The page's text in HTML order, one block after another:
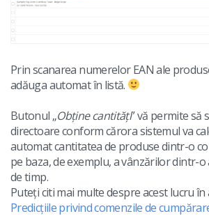
Prin scanarea numerelor EAN ale
adăuga automat în listă.
Butonul „Obține cantități” vă permite să
directoare conform cărora sistemul va
automat cantitatea de produse dintr-o
pe baza, de exemplu, a vânzărilor dintr-
de timp.
Puteți citi mai multe despre acest lucru
Predicțiile privind comenzile de